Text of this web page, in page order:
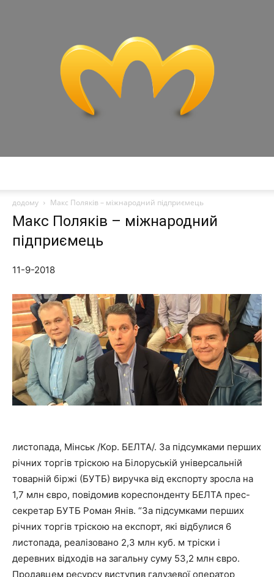
додому
Макс Поляків – міжнародний підприємець
Макс Поляків – міжнародний
підприємець
11-9-2018
листопада, Мінськ /Кор. БЕЛТА/. За підсумками перших
річних торгів тріскою на Білоруській універсальній
товарній біржі (БУТБ) виручка від експорту зросла на
1,7 млн євро, повідомив кореспонденту БЕЛТА прес-
секретар БУТБ Роман Янів. “За підсумками перших
річних торгів тріскою на експорт, які відбулися 6
листопада, реалізовано 2,3 млн куб. м тріски і
деревних відходів на загальну суму 53,2 млн євро.
Продавцем ресурсу виступив галузевої оператор